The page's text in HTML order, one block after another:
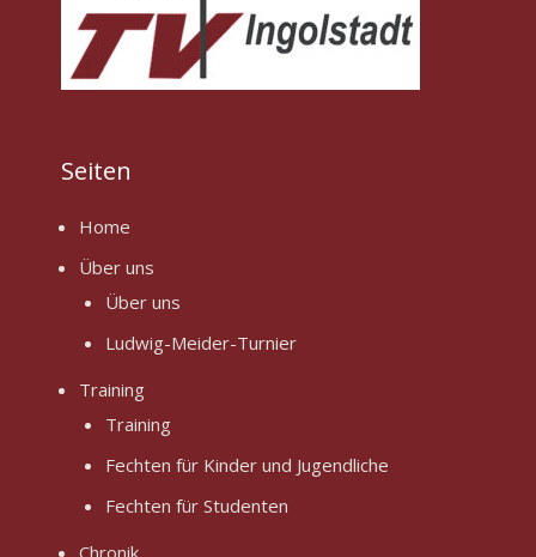
Seiten
Home
Über uns
Über uns
Ludwig-Meider-Turnier
Training
Training
Fechten für Kinder und Jugendliche
Fechten für Studenten
Chronik